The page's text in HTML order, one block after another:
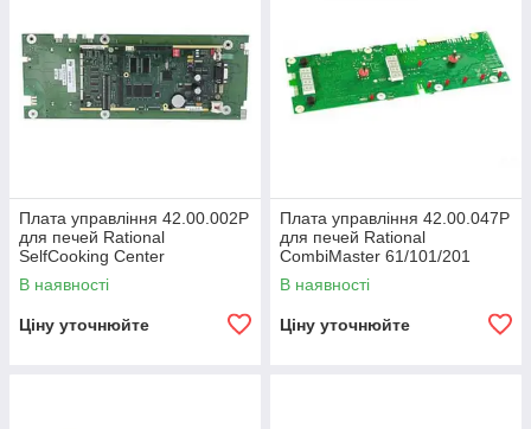
Плата управління 42.00.002Р
для печей Rational
SelfCooking Center
61/101/201
В наявності
Ціну уточнюйте
Плата управління 42.00.047Р
для печей Rational
CombiMaster 61/101/201
В наявності
Ціну уточнюйте